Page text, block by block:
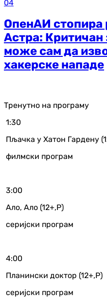
04
ОпенАИ стопира
Астра: Критичан
може сам да
хакерске нападе
Тренутно на програму
1:30
Пљачка у Хатон Гардену
филмски програм
3:00
Ало, Ало (12+,Р)
серијски програм
4:00
Планински доктор (12+,Р)
серијски програм